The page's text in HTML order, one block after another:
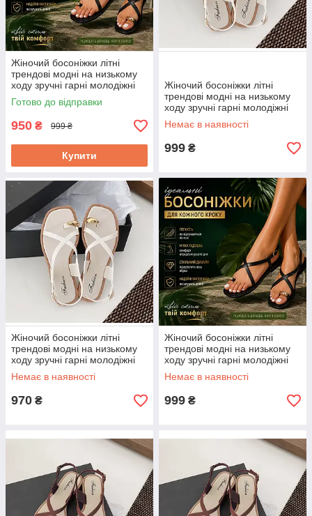
Жіночий босоніжки літні
трендові модні на низькому
ходу зручні гарні молодіжні
36 р чорний
Готово до відправки
950 ₴ 999 ₴
Купити
Жіночий босоніжки літні
трендові модні на низькому
ходу зручні гарні молодіжні
37 р білий
Немає в наявності
999 ₴
Жіночий босоніжки літні
трендові модні на низькому
ходу зручні гарні молодіжні
37 р білий
Немає в наявності
970 ₴
Жіночий босоніжки літні
трендові модні на низькому
ходу зручні гарні молодіжні
36 р чорний
Немає в наявності
999 ₴